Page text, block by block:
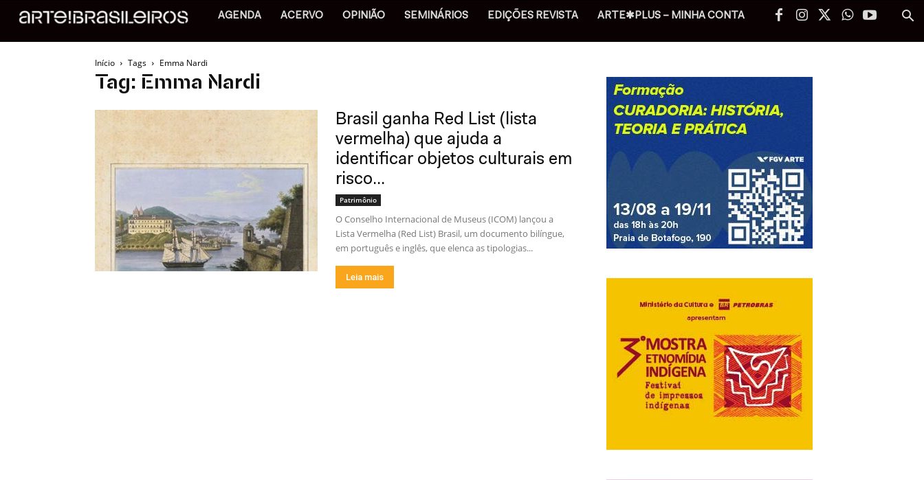
AGENDA ACERVO OPINIÃO SEMINÁRIOS EDIÇÕES REVISTA ARTE✱PLUS – MINHA CONTA
Início Tags Emma Nardi
Tag: Emma Nardi
Brasil ganha Red List (lista
vermelha) que ajuda a
identificar objetos culturais em
risco...
Patrimônio
O Conselho Internacional de Museus (ICOM) lançou a
Lista Vermelha (Red List) Brasil, um documento bilíngue,
em português e inglês, que elenca as tipologias...
Leia mais